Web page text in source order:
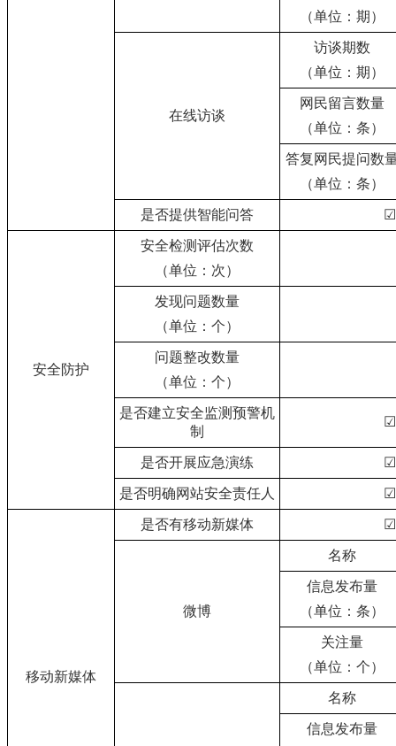
（单位：期）
在线访谈
访谈期数
（单位：期）
网民留言数量
（单位：条）
答复网民提问数
（单位：条）
是否提供智能问答 ☑
安全防护
安全检测评估次数
（单位：次）
发现问题数量
（单位：个）
问题整改数量
（单位：个）
是否建立安全监测预警机
制
☑
是否开展应急演练 ☑
是否明确网站安全责任人 ☑
移动新媒体
是否有移动新媒体 ☑
微博
名称
信息发布量
（单位：条）
关注量
（单位：个）
名称
信息发布量